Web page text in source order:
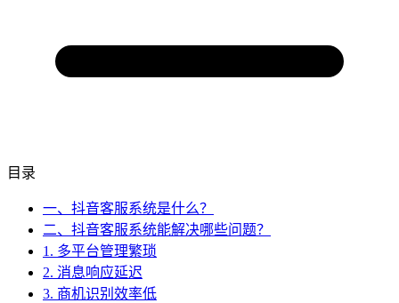
目录
一、抖音客服系统是什么？
二、抖音客服系统能解决哪些问题？
1. 多平台管理繁琐
2. 消息响应延迟
3. 商机识别效率低